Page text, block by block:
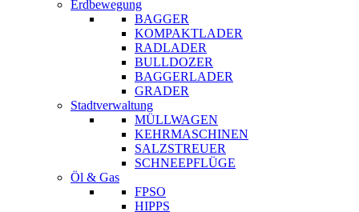
Erdbewegung
BAGGER
KOMPAKTLADER
RADLADER
BULLDOZER
BAGGERLADER
GRADER
Stadtverwaltung
MÜLLWAGEN
KEHRMASCHINEN
SALZSTREUER
SCHNEEPFLÜGE
Öl & Gas
FPSO
HIPPS